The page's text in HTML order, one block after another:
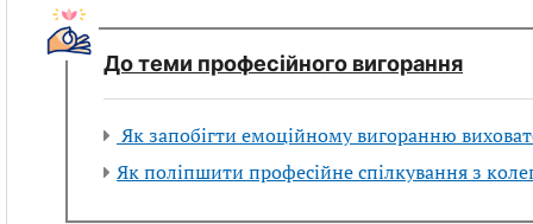
До теми професійного вигорання
Як запобігти емоційному вигоранню
Як поліпшити професійне спілкування з